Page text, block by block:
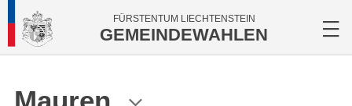
FÜRSTENTUM LIECHTENSTEIN
GEMEINDEWAHLEN